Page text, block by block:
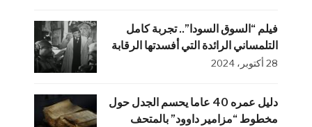
فيلم “السوق السودا”.. تجربة كامل
التلمساني الرائدة التي أفسدتها الرقابة
28 أكتوبر، 2024
دليل عمره 40 عاما يحسم الجدل حول
مخطوط “مزامير داوود” بالمتحف